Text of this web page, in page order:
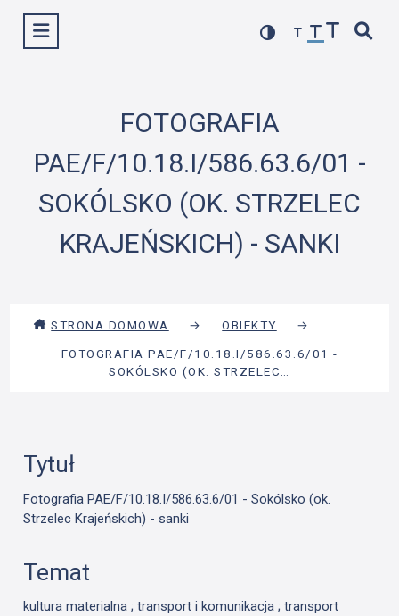
Wyświetl menu
FOTOGRAFIA
PAE/F/10.18.I/586.63.6/01 -
SOKÓLSKO (OK. STRZELEC
KRAJEŃSKICH) - SANKI
STRONA DOMOWA → OBIEKTY
→
FOTOGRAFIA PAE/F/10.18.I/586.63.6/01 -
SOKÓLSKO (OK. STRZELEC…
Tytuł
Fotografia PAE/F/10.18.I/586.63.6/01 - Sokólsko (ok.
Strzelec Krajeńskich) - sanki
Temat
kultura materialna ; transport i komunikacja ; transport